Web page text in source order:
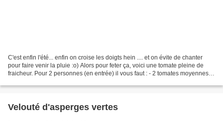
C'est enfin l'été... enfin on croise les doigts hein .... et on évite de chanter
pour faire venir la pluie :o) Alors pour feter ça, voici une tomate pleine de
fraicheur. Pour 2 personnes (en entrée) il vous faut : - 2 tomates moyennes -
Velouté d'asperges vertes